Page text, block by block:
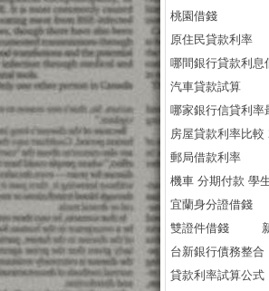
桃園借錢
原住民貸款利率
哪間銀行貸款利息
汽車貸款試算
哪家銀行信貸利率
房屋貸款利率比較
郵局借款利率
機車 分期付款 學
宜蘭身分證借錢
雙證件借錢
台新銀行債務整合
貸款利率試算公式